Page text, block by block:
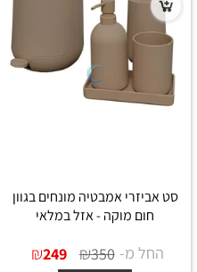
סט אביזרי אמבטיה מונחים בגוון
חום מוקה - אזל במלאי
החל מ- ₪350
₪249